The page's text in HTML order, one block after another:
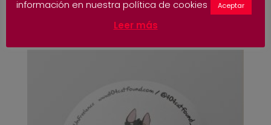
información en nuestra política de cookies
Aceptar
Leer más